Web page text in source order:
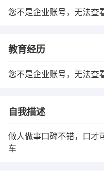
您不是企业账号，无法查
教育经历
您不是企业账号，无法查
自我描述
做人做事口碑不错，口才
车